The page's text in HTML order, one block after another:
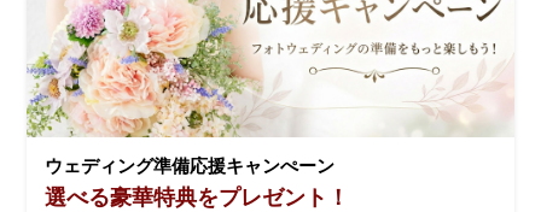
ウェディング準備応援キャンぺーン
選べる豪華特典をプレゼント！